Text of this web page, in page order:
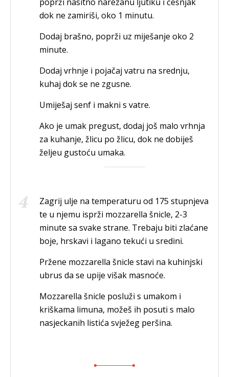
dok ne zamiriši, oko 1 minutu.
Dodaj brašno, poprži uz miješanje oko 2
minute.
Dodaj vrhnje i pojačaj vatru na srednju,
kuhaj dok se ne zgusne.
Umiješaj senf i makni s vatre.
Ako je umak pregust, dodaj još malo vrhnja
za kuhanje, žlicu po žlicu, dok ne dobiješ
željeu gustoću umaka.
Zagrij ulje na temperaturu od 175 stupnjeva
te u njemu isprži mozzarella šnicle, 2-3
minute sa svake strane. Trebaju biti zlaćane
boje, hrskavi i lagano tekući u sredini.
Pržene mozzarella šnicle stavi na kuhinjski
ubrus da se upije višak masnoće.
Mozzarella šnicle posluži s umakom i
kriškama limuna, možeš ih posuti s malo
nasjeckanih listića svježeg peršina.